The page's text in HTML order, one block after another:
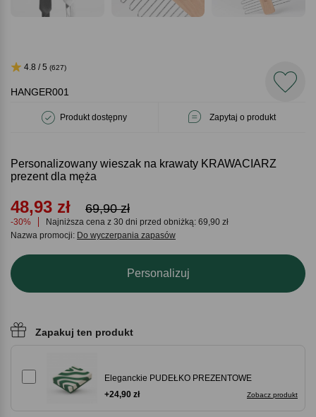
HANGER001
Produkt dostępny Zapytaj o produkt
4.8 / 5 (627)
Personalizowany wieszak na krawaty KRAWACIARZ
prezent dla męża
48,93 zł 69,90 zł
-30%
Najniższa cena z 30 dni przed obniżką: 69,90 zł
Nazwa promocji: Do wyczerpania zapasów
Personalizuj
Zapakuj ten produkt
Eleganckie PUDEŁKO PREZENTOWE
Zobacz produkt
+24,90 zł